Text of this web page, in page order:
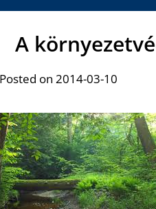
A
Posted on 2014-03-10